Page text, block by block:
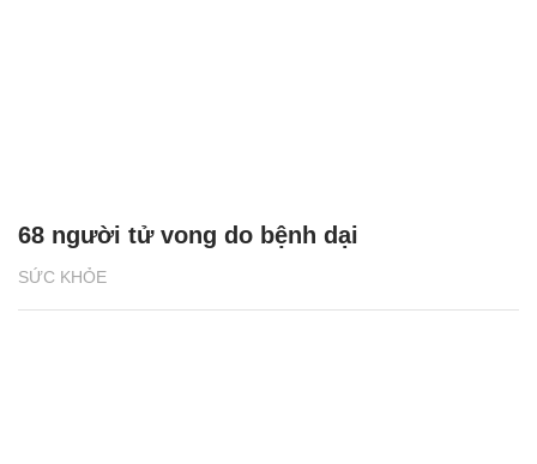
SỨC KHỎE
68 người tử vong do bệnh dại